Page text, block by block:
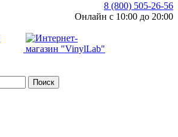
8 (800) 505-26-56
Онлайн с 10:00 до 20:00
Поиск